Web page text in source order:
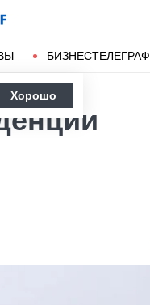
БИЗНЕСТЕЛЕГРАФ
Хорошо